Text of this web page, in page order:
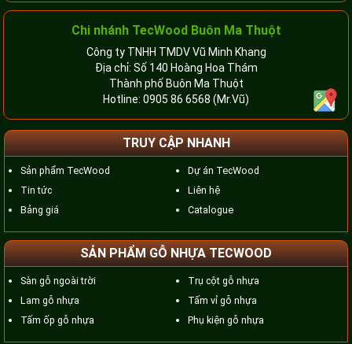
Chi nhánh TecWood Buôn Ma Thuột
Công ty TNHH TMDV Vũ Minh Khang
Địa chỉ: Số 140 Hoàng Hoa Thám
Thành phố Buôn Ma Thuột
Hotline: 0905 86 6568 (Mr.Vũ)
TRUY CẬP NHANH
Sản phẩm TecWood
Tin tức
Bảng giá
Dự án TecWood
Liên hệ
Catalogue
SẢN PHẨM GỖ NHỰA TECWOOD
Sàn gỗ ngoài trời
Lam gỗ nhựa
Tấm ốp gỗ nhựa
Trụ cột gỗ nhựa
Tấm vỉ gỗ nhựa
Phụ kiện gỗ nhựa